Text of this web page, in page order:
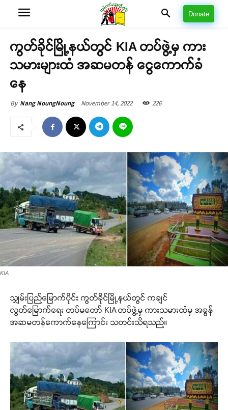
Donate
ကွတ်ခိုင်မြို့နယ်တွင် KIA တပ်ဖွဲ့မှ ကား
သမားများထံ အဆမတန် ငွေကောက်ခံ
နေ
By Nang NoungNoung November 14, 2022 226
KIA
သျှမ်းပြည်မြောက်ပိုင်း ကွတ်ခိုင်မြို့နယ်တွင် ကချင်
လွတ်မြောက်ရေး တပ်မတော် KIA တပ်ဖွဲ့မှ ကားသမားထံမှ အခွန်
အဆမတန်ကောက်နေကြောင်း သတင်းသိရသည်။